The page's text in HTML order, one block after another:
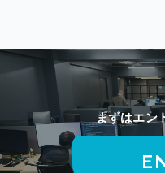
まずはエン